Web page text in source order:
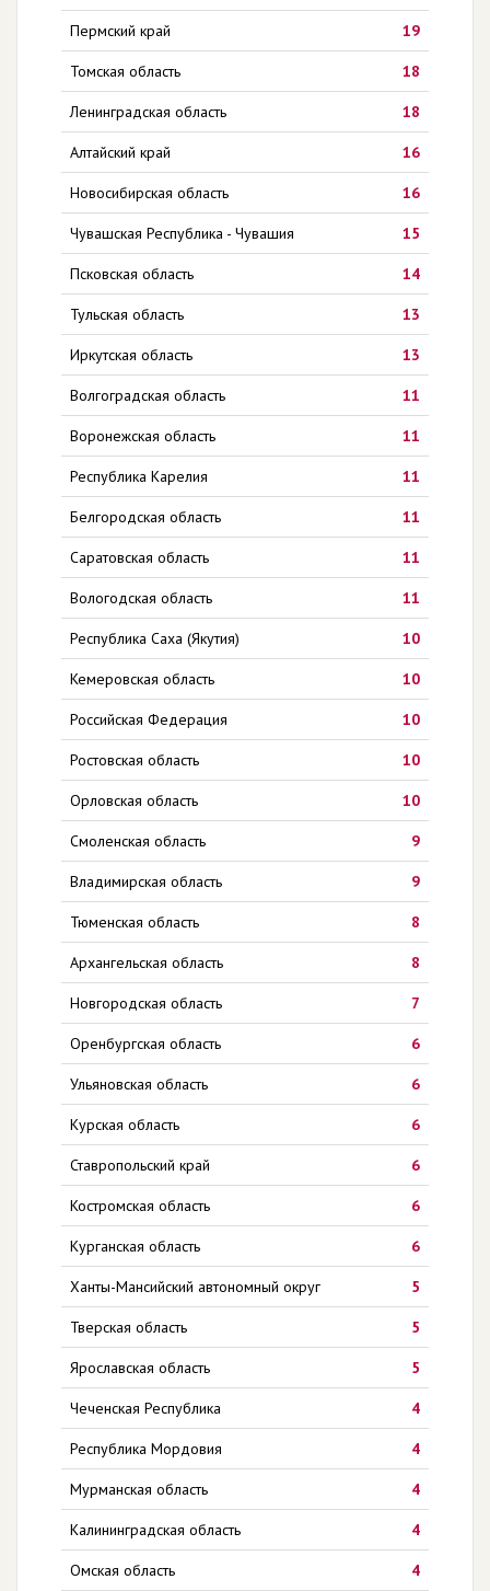
Пермский край 19
Томская область 18
Ленинградская область 18
Алтайский край 16
Новосибирская область 16
Чувашская Республика - Чувашия 15
Псковская область 14
Тульская область 13
Иркутская область 13
Волгоградская область 11
Воронежская область 11
Республика Карелия 11
Белгородская область 11
Саратовская область 11
Вологодская область 11
Республика Саха (Якутия) 10
Кемеровская область 10
Российская Федерация 10
Ростовская область 10
Орловская область 10
Смоленская область 9
Владимирская область 9
Тюменская область 8
Архангельская область 8
Новгородская область 7
Оренбургская область 6
Ульяновская область 6
Курская область 6
Ставропольский край 6
Костромская область 6
Курганская область 6
Ханты-Мансийский автономный округ 5
Тверская область 5
Ярославская область 5
Чеченская Республика 4
Республика Мордовия 4
Мурманская область 4
Калининградская область 4
Омская область 4